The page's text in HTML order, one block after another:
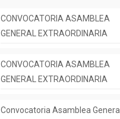
CONVOCATORIA ASAMBLEA
GENERAL EXTRAORDINARIA
CONVOCATORIA ASAMBLEA
GENERAL EXTRAORDINARIA
Convocatoria Asamblea General